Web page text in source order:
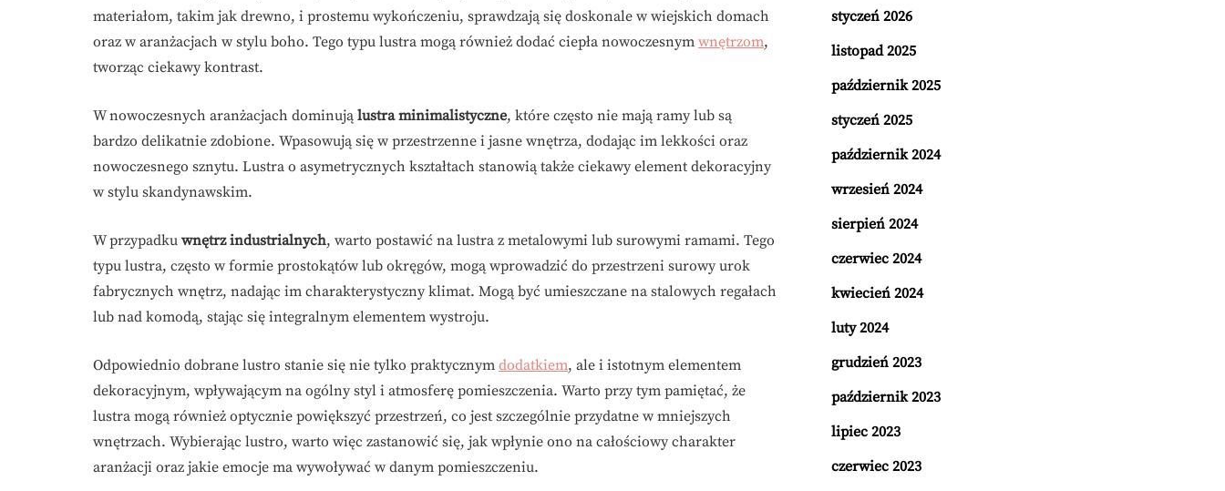
materiałom, takim jak drewno, i prostemu wykończeniu, sprawdzają się doskonale w wiejskich domach
oraz w aranżacjach w stylu boho. Tego typu lustra mogą również dodać ciepła nowoczesnym wnętrzom,
tworząc ciekawy kontrast.
W nowoczesnych aranżacjach dominują lustra minimalistyczne, które często nie mają ramy lub są
bardzo delikatnie zdobione. Wpasowują się w przestrzenne i jasne wnętrza, dodając im lekkości oraz
nowoczesnego sznytu. Lustra o asymetrycznych kształtach stanowią także ciekawy element dekoracyjny
w stylu skandynawskim.
W przypadku wnętrz industrialnych, warto postawić na lustra z metalowymi lub surowymi ramami. Tego
typu lustra, często w formie prostokątów lub okręgów, mogą wprowadzić do przestrzeni surowy urok
fabrycznych wnętrz, nadając im charakterystyczny klimat. Mogą być umieszczane na stalowych regałach
lub nad komodą, stając się integralnym elementem wystroju.
Odpowiednio dobrane lustro stanie się nie tylko praktycznym dodatkiem, ale i istotnym elementem
dekoracyjnym, wpływającym na ogólny styl i atmosferę pomieszczenia. Warto przy tym pamiętać, że
lustra mogą również optycznie powiększyć przestrzeń, co jest szczególnie przydatne w mniejszych
wnętrzach. Wybierając lustro, warto więc zastanowić się, jak wpłynie ono na całościowy charakter
aranżacji oraz jakie emocje ma wywoływać w danym pomieszczeniu.
styczeń 2026
listopad 2025
październik 2025
styczeń 2025
październik 2024
wrzesień 2024
sierpień 2024
czerwiec 2024
kwiecień 2024
luty 2024
grudzień 2023
październik 2023
lipiec 2023
czerwiec 2023